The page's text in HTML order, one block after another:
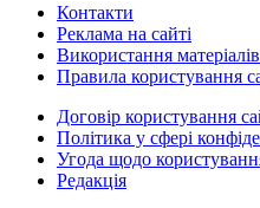
Контакти
Реклама на сайті
Використання
Правила користування
Договір користування
Політика у сфері
Угода щодо
Редакція